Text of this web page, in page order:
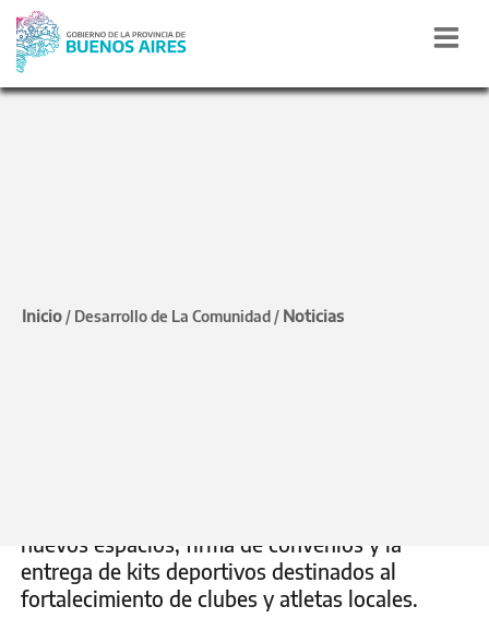
Inicio / Desarrollo de La Comunidad / Noticias
sedes Envión y
nuevos espacios, firma de convenios y la
entrega de kits deportivos destinados al
fortalecimiento de clubes y atletas locales.